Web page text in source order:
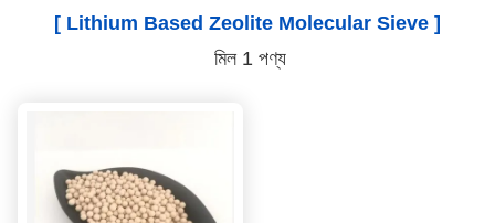
[ Lithium Based Zeolite Molecular Sieve ]
মিল 1 পণ্য